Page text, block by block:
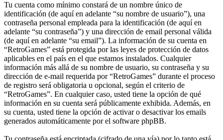
Tu cuenta como mínimo constará de un nombre único de
identificación (de aquí en adelante “su nombre de usuario”), una
contraseña personal empleada para la identificación (de aquí en
adelante “su contraseña”) y una dirección de email personal válida
(de aquí en adelante “su email”). La información de su cuenta en
“RetroGames” está protegida por las leyes de protección de datos
aplicables en el país en el que estamos instalados. Cualquier
información más allá de su nombre de usuario, su contraseña y su
dirección de e-mail requerida por “RetroGames” durante el proceso
de registro será obligatoria u opcional, según el criterio de
“RetroGames”. En cualquier caso, usted tiene la opción de qué
información en su cuenta será públicamente exhibida. Además, en
su cuenta, usted tiene la opción de activar o desactivar los emails
generados automáticamente por el software phpBB.